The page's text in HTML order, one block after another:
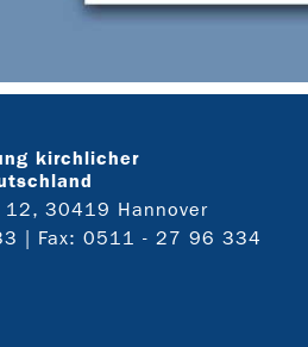
kirchlicher
12, 30419 Hannover
| Fax: 0511 - 27 96 334